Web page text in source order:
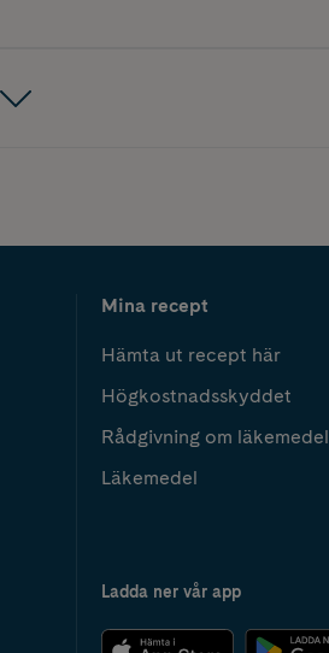
Mina recept
Hämta ut recept här
Högkostnadsskyddet
Rådgivning om läkemedel
Läkemedel
Ladda ner vår app